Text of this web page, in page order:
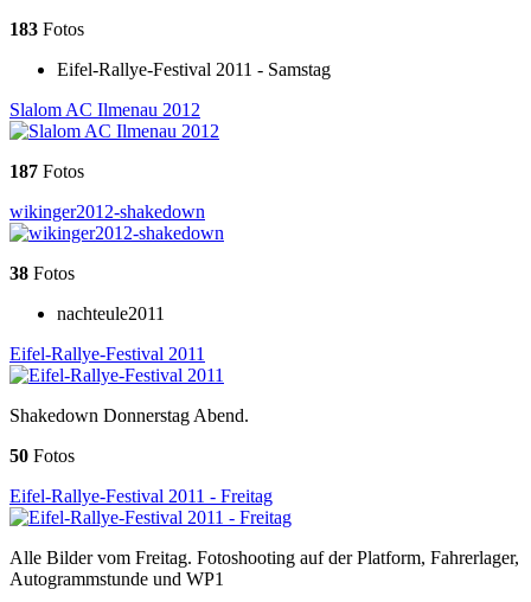
183 Fotos
Eifel-Rallye-Festival 2011 - Samstag
Slalom AC Ilmenau 2012
187 Fotos
wikinger2012-shakedown
38 Fotos
nachteule2011
Eifel-Rallye-Festival 2011
Shakedown Donnerstag Abend.
50 Fotos
Eifel-Rallye-Festival 2011 - Freitag
Alle Bilder vom Freitag. Fotoshooting auf der Platform, Fahrerlager,
Autogrammstunde und WP1